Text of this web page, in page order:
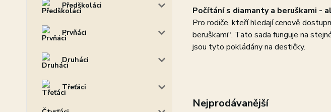
Předškoláci
Prvňáci
Druháci
Třeťáci
Počítání s diamanty a beruškami -
Pro rodiče, kteří hledají cenově
beruškami". Tato sada funguje na
jsou tyto pokládány na destičky.
Nejprodávanější